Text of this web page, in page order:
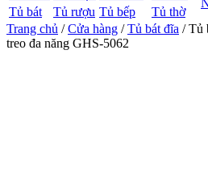
Tủ bát Tủ rượu Tủ bếp
Tủ thờ
Trang chủ /Cửa hàng /Tủ bát đĩa / Tủ
treo đa năng GHS-5062